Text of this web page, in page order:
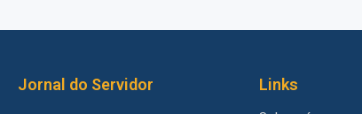
Jornal do Servidor Links